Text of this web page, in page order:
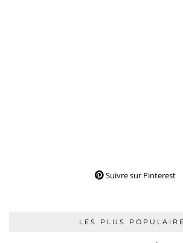
Suivre sur Pinterest
LES PLUS